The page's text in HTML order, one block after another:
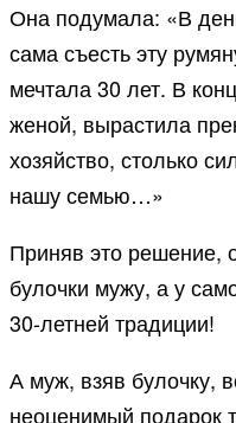
Она подумала: «В
сама съесть эту
мечтала 30 лет. В
женой, вырастила
хозяйство, столько
нашу семью…»
Приняв это решение,
булочки мужу, а у
30-летней традиции!
А муж, взяв булочку,
неоценимый подарок